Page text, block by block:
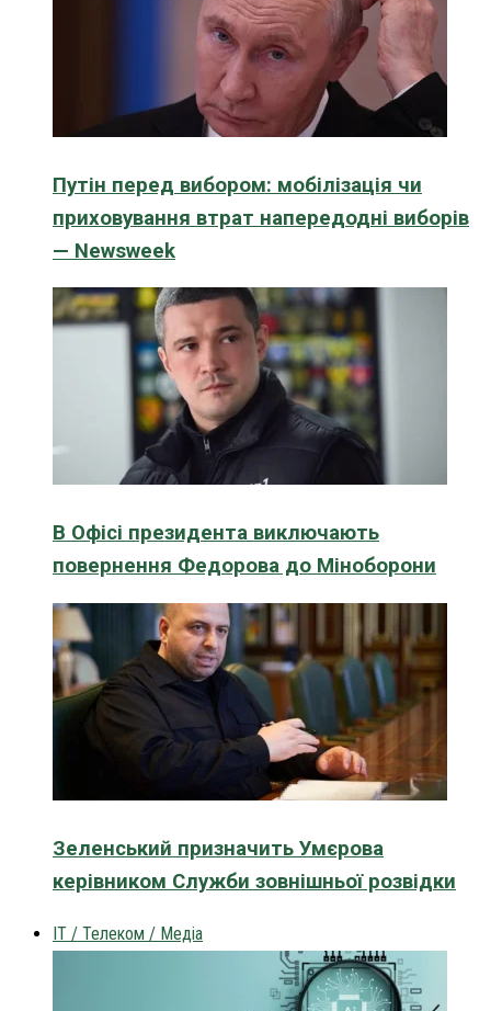
Путін перед вибором: мобілізація чи
приховування втрат напередодні виборів
— Newsweek
В Офісі президента виключають
повернення Федорова до Міноборони
Зеленський призначить Умєрова
керівником Служби зовнішньої розвідки
IT / Телеком / Медіа